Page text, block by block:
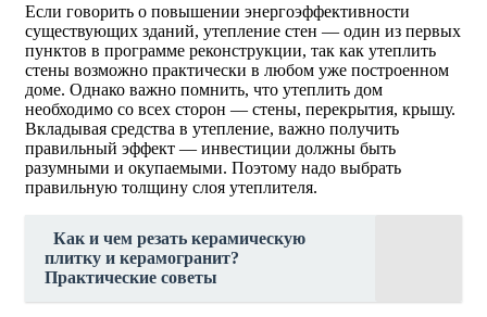
Если говорить о повышении энергоэффективности
существующих зданий, утепление стен — один из первых
пунктов в программе реконструкции, так как утеплить
стены возможно практически в любом уже построенном
доме. Однако важно помнить, что утеплить дом
необходимо со всех сторон — стены, перекрытия, крышу.
Вкладывая средства в утепление, важно получить
правильный эффект — инвестиции должны быть
разумными и окупаемыми. Поэтому надо выбрать
правильную толщину слоя утеплителя.
Как и чем резать керамическую
плитку и керамогранит?
Практические советы